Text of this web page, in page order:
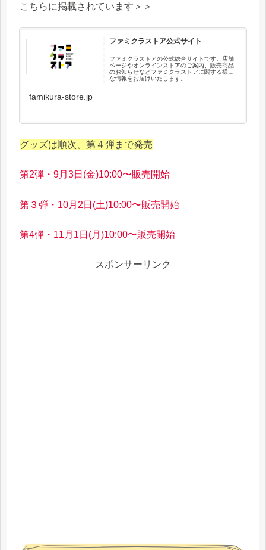
こちらに掲載されています＞＞
ファミクラストア公式サイト
ファミクラストアの公式総合サイトです。店舗
ページやオンラインストアのご案内、販売商品
のお知らせなどファミクラストアに関する様々
な情報をお届けいたします。
famikura-store.jp
グッズは順次、第４弾まで発売
第2弾・9月3日(金)10:00〜販売開始
第３弾・10月2日(土)10:00〜販売開始
第4弾・11月1日(月)10:00〜販売開始
スポンサーリンク